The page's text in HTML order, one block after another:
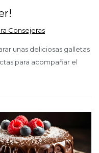
Consejeras
unas deliciosas galletas
para acompañar el